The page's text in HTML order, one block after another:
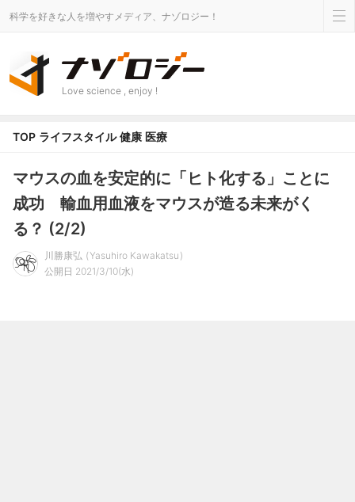
科学を好きな人を増やすメディア、ナゾロジー！
Love science , enjoy !
TOP ライフスタイル 健康 医療
マウスの血を安定的に「ヒト化する」ことに
成功 輸血用血液をマウスが造る未来がく
る？ (2/2)
川勝康弘
Yasuhiro Kawakatsu
公開日 2021/3/10(水)